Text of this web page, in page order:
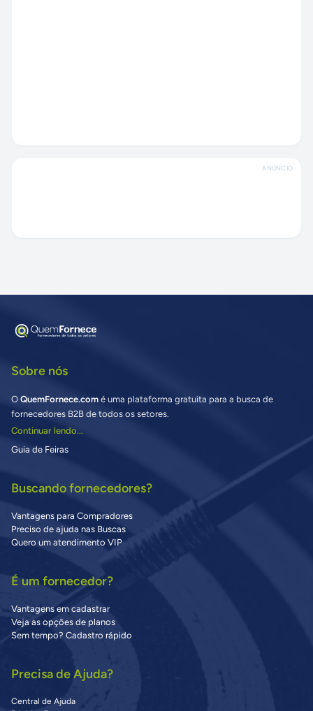
ANÚNCIO
Sobre nós
O QuemFornece.com é uma plataforma gratuita para a busca de
fornecedores B2B de todos os setores.
Continuar lendo...
Guia de Feiras
Buscando fornecedores?
Vantagens para Compradores
Preciso de ajuda nas Buscas
Quero um atendimento VIP
É um fornecedor?
Vantagens em cadastrar
Veja as opções de planos
Sem tempo? Cadastro rápido
Precisa de Ajuda?
Central de Ajuda